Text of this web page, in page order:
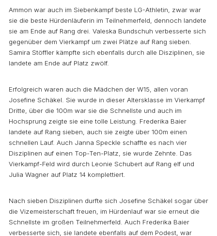
Ammon war auch im Siebenkampf beste LG-Athletin, zwar war
sie die beste Hürdenläuferin im Teilnehmerfeld, dennoch landete
sie am Ende auf Rang drei. Valeska Bundschuh verbesserte sich
gegenüber dem Vierkampf um zwei Plätze auf Rang sieben.
Samira Stöffler kämpfte sich ebenfalls durch alle Disziplinen, sie
landete am Ende auf Platz zwölf.
Erfolgreich waren auch die Mädchen der W15, allen voran
Josefine Schäkel. Sie wurde in dieser Altersklasse im Vierkampf
Dritte, über die 100m war sie die Schnellste und auch im
Hochsprung zeigte sie eine tolle Leistung. Frederika Baier
landete auf Rang sieben, auch sie zeigte über 100m einen
schnellen Lauf. Auch Janna Speckle schaffte es nach vier
Disziplinen auf einen Top-Ten-Platz, sie wurde Zehnte. Das
Vierkampf-Feld wird durch Leonie Schubert auf Rang elf und
Julia Wagner auf Platz 14 komplettiert.
Nach sieben Disziplinen durfte sich Josefine Schäkel sogar über
die Vizemeisterschaft freuen, im Hürdenlauf war sie erneut die
Schnellste im großen Teilnehmerfeld. Auch Frederika Baier
verbesserte sich, sie landete ebenfalls auf dem Podest, war